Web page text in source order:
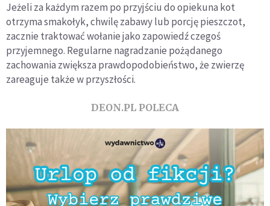
Jeżeli za każdym razem po przyjściu do opiekuna kot
otrzyma smakołyk, chwilę zabawy lub porcję pieszczot,
zacznie traktować wołanie jako zapowiedź czegoś
przyjemnego. Regularne nagradzanie pożądanego
zachowania zwiększa prawdopodobieństwo, że zwierzę
zareaguje także w przyszłości.
DEON.PL POLECA